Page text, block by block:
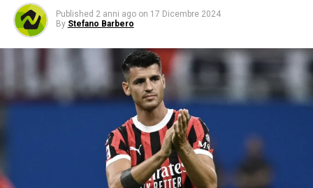
Published 2 anni ago on 17 Dicembre 2024
By Stefano Barbero